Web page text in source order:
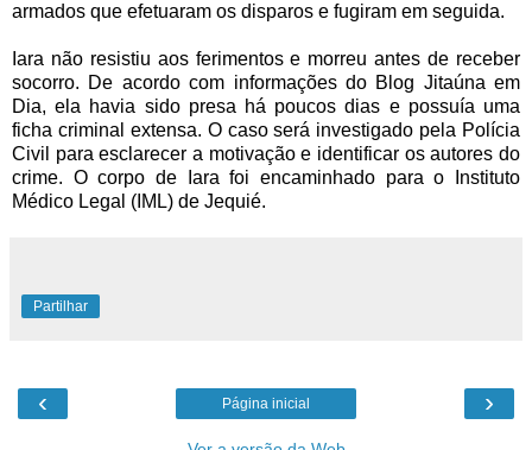
armados que efetuaram os disparos e fugiram em seguida.
Iara não resistiu aos ferimentos e morreu antes de receber
socorro. De acordo com informações do Blog Jitaúna em
Dia, ela havia sido presa há poucos dias e possuía uma
ficha criminal extensa. O caso será investigado pela Polícia
Civil para esclarecer a motivação e identificar os autores do
crime. O corpo de Iara foi encaminhado para o Instituto
Médico Legal (IML) de Jequié.
Partilhar
‹ ›
Página inicial